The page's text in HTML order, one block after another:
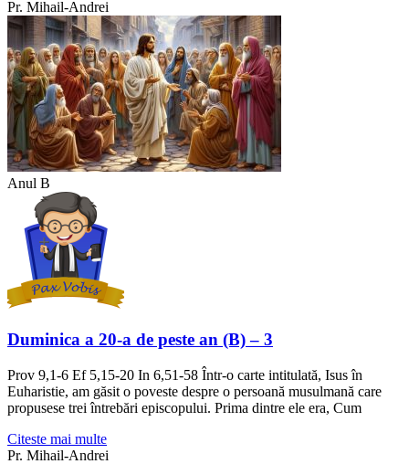
Pr. Mihail-Andrei
Anul B
Duminica a 20-a de peste an (B) – 3
Prov 9,1-6 Ef 5,15-20 In 6,51-58 Într-o carte intitulată, Isus în
Euharistie, am găsit o poveste despre o persoană musulmană care
propusese trei întrebări episcopului. Prima dintre ele era, Cum
Citeste mai multe
Pr. Mihail-Andrei